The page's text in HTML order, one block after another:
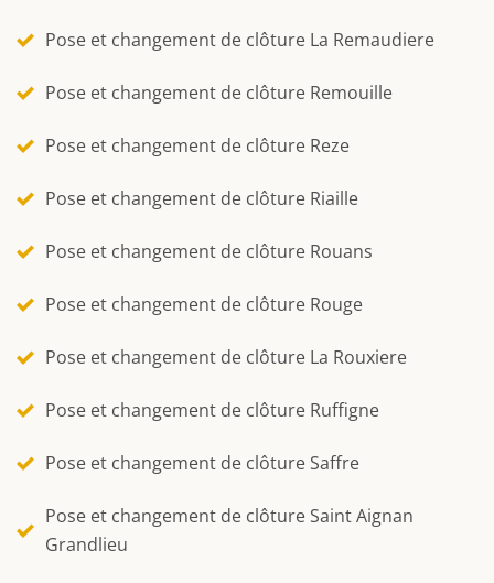
Pose et changement de clôture La Remaudiere
Pose et changement de clôture Remouille
Pose et changement de clôture Reze
Pose et changement de clôture Riaille
Pose et changement de clôture Rouans
Pose et changement de clôture Rouge
Pose et changement de clôture La Rouxiere
Pose et changement de clôture Ruffigne
Pose et changement de clôture Saffre
Pose et changement de clôture Saint Aignan
Grandlieu